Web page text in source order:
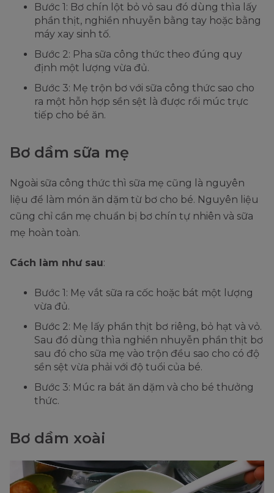
Bước 1: Bơ chín lột bỏ vỏ sau đó dùng thìa lấy
phần thịt, nghiền nhuyễn bằng tay hoặc bằng
máy xay sinh tố.
Bước 2: Pha sữa công thức theo đúng quy
định một lượng vừa đủ.
Bước 3: Mẹ trộn bơ với sữa công thức sao cho
ra một hỗn hợp sền sệt là được rồi múc trực
tiếp cho bé ăn.
Bơ dầm sữa mẹ
Ngoài sữa công thức thì sữa mẹ cũng là nguyên
liệu để làm món ăn dặm từ bơ cho bé. Nguyên liệu
cũng chỉ cần mẹ chuẩn bị bơ chín tự nhiên và sữa
mẹ hoàn toàn.
Cách làm như sau:
Bước 1: Mẹ vắt sữa ra cốc hoặc bát một lượng
vừa đủ.
Bước 2: Mẹ lấy phần thịt bơ riêng, bỏ hạt và vỏ.
Sau đó dùng thìa nghiền nhuyễn phần thịt bơ
sau đó cho sữa mẹ vào trộn đều sao cho có độ
sền sệt vừa phải với độ tuổi của bé.
Bước 3: Múc ra bát ăn dặm và cho bé thưởng
thức.
Bơ dầm xoài